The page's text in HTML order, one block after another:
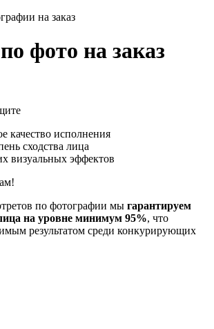
фото на заказ
качество исполнения
сходства лица
визуальных эффектов
по фотографии мы гарантируем
на уровне минимум 95%, что
результатом среди конкурирующих